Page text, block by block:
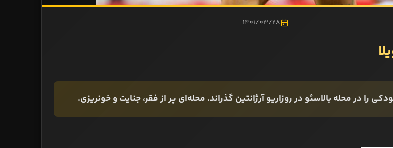
1401/03/28
را در محله بالاسئو در روزاریو آرژانتین ‌گذراند. محله‌ای پر از فقر، جنایت و خونریزی.